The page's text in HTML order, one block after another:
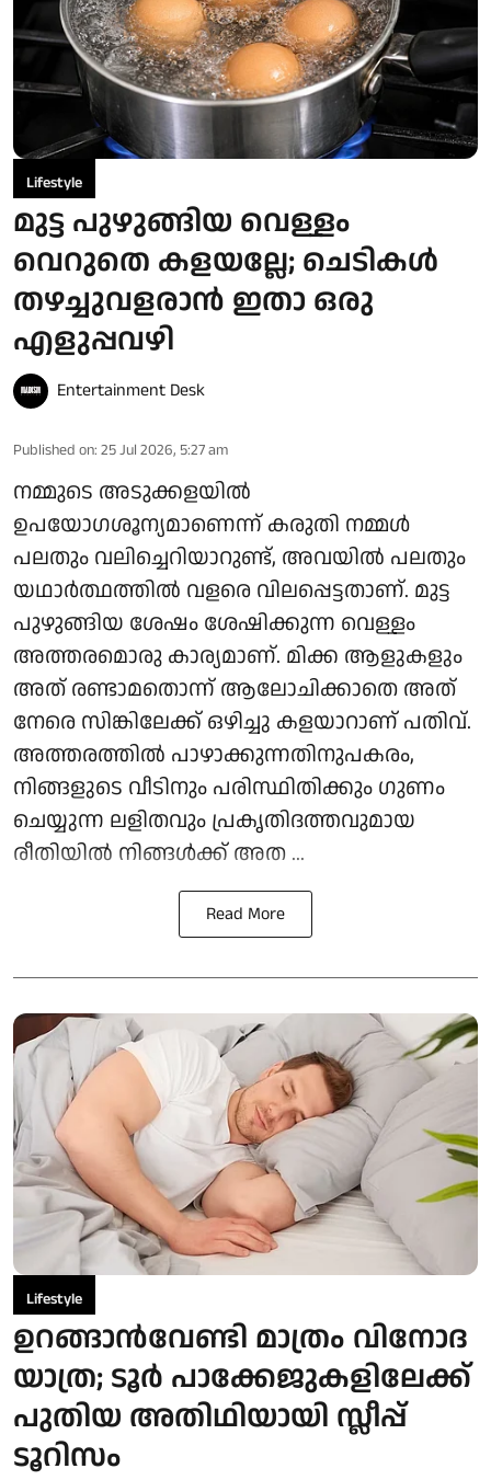
Lifestyle
മുട്ട പുഴുങ്ങിയ വെള്ളം
വെറുതെ കളയല്ലേ; ചെടികൾ
തഴച്ചുവളരാൻ ഇതാ ഒരു
എളുപ്പവഴി
Entertainment Desk
Published on: 25 Jul 2026, 5:27 am
നമ്മുടെ അടുക്കളയിൽ
ഉപയോഗശൂന്യമാണെന്ന് കരുതി നമ്മൾ
പലതും വലിച്ചെറിയാറുണ്ട്, അവയിൽ പലതും
യഥാർത്ഥത്തിൽ വളരെ വിലപ്പെട്ടതാണ്. മുട്ട
പുഴുങ്ങിയ ശേഷം ശേഷിക്കുന്ന വെള്ളം
അത്തരമൊരു കാര്യമാണ്. മിക്ക ആളുകളും
അത് രണ്ടാമതൊന്ന് ആലോചിക്കാതെ അത്
നേരെ സിങ്കിലേക്ക് ഒഴിച്ചു കളയാറാണ് പതിവ്.
അത്തരത്തിൽ പാഴാക്കുന്നതിനുപകരം,
നിങ്ങളുടെ വീടിനും പരിസ്ഥിതിക്കും ഗുണം
ചെയ്യുന്ന ലളിതവും പ്രകൃതിദത്തവുമായ
രീതിയിൽ നിങ്ങൾക്ക് അത ...
Read More
Lifestyle
ഉറങ്ങാൻവേണ്ടി മാത്രം വിനോദ
യാത്ര; ടൂർ പാക്കേജുകളിലേക്ക്
പുതിയ അതിഥിയായി സ്ലീപ്പ്
ടൂറിസം